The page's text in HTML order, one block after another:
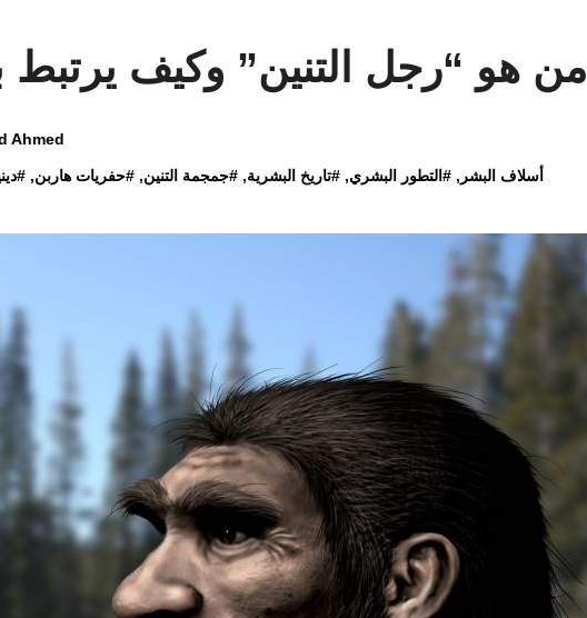
من هو “رجل التنين” وكيف يرتبط
Ahmed
أسلاف البشر , # التطور البشري, #تاريخ البشرية, #جمجمة التنين, #حفريات هاربن, #